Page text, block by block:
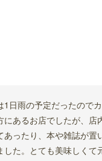
1日雨の予定だったので
にあるお店でしたが、
あったり、本や雑誌が
した。とても美味しくて